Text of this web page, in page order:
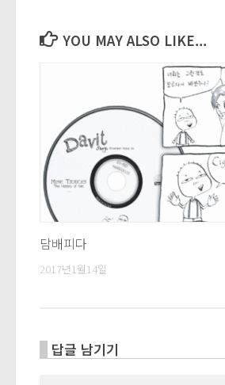
YOU MAY ALSO LIKE...
담배피다
2017년1월14일
답글 남기기